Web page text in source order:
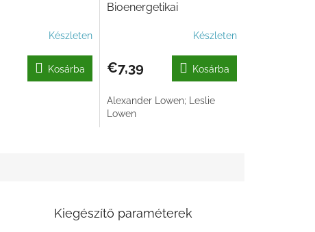
Készleten
Kosárba
Bioenergetikai
Készleten
€7,39 Kosárba
Alexander Lowen; Leslie
Lowen
Kiegészítő paraméterek